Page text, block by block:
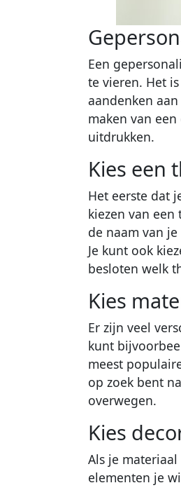
Een
te vieren. Het
aandenken
maken van
uitdrukken.
Kies een
Het eerste dat
kiezen van
de naam van
Je kunt ook
besloten welk
Kies
Er zijn veel
kunt
meest
op zoek bent
overwegen.
Kies
Als je
elementen je